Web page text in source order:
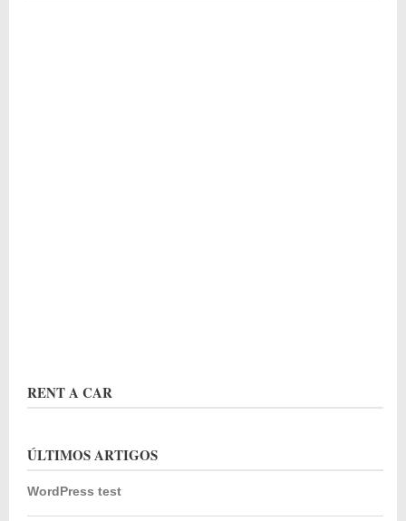
RENT A CAR
ÚLTIMOS ARTIGOS
WordPress test